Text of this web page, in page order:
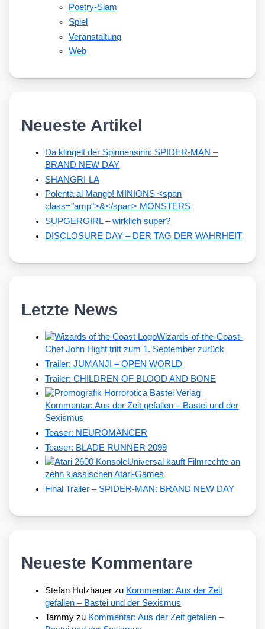
Poetry-Slam
Spiel
Veranstaltung
Web
Neueste Artikel
Da klingelt der Spinnensinn: SPIDER-MAN –
BRAND NEW DAY
SHANGRI-LA
Polenta al Mango! MINIONS <span
class="amp">&</span> MONSTERS
SUPGERGIRL – wirklich super?
DISCLOSURE DAY – DER TAG DER WAHRHEIT
Letzte News
Wizards-of-the-Coast-
Chef John Hight tritt zum 1. September zurück
Trailer: JUMANJI – OPEN WORLD
Trailer: CHILDREN OF BLOOD AND BONE
Kommentar: Aus der Zeit gefallen – Bastei und der
Sexismus
Teaser: NEUROMANCER
Teaser: BLADE RUNNER 2099
Universal kauft Filmrechte an
zehn klassischen Atari-Games
Final Trailer – SPIDER-MAN: BRAND NEW DAY
Neueste Kommentare
Stefan Holzhauer zu Kommentar: Aus der Zeit
gefallen – Bastei und der Sexismus
Tammy zu Kommentar: Aus der Zeit gefallen –